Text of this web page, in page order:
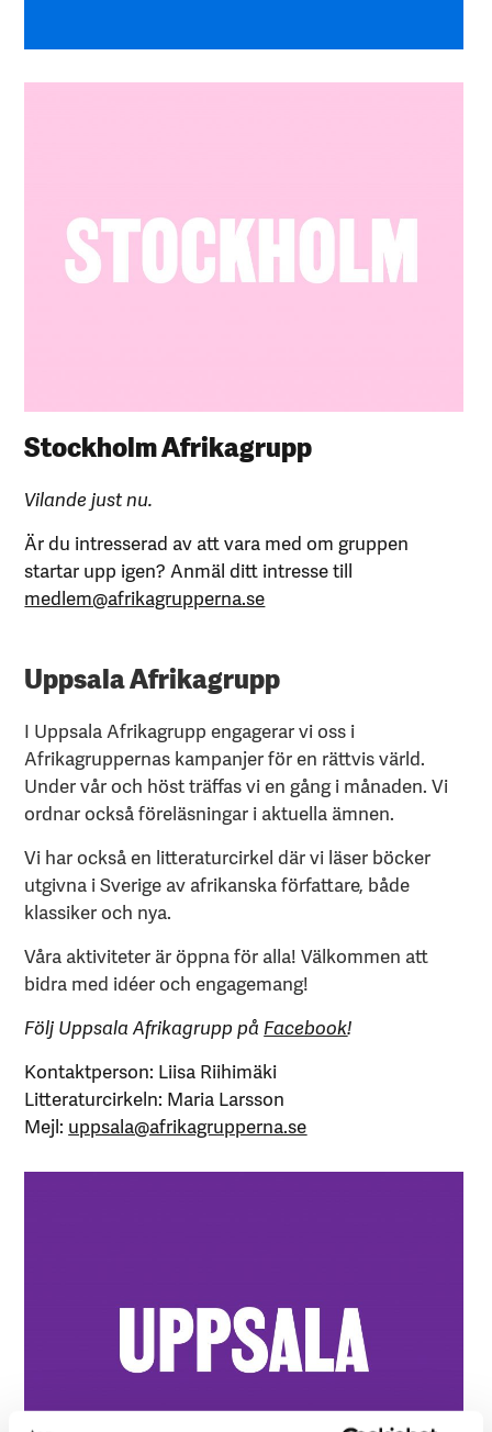
Stockholm Afrikagrupp
Vilande just nu.
Är du intresserad av att vara med om gruppen
startar upp igen? Anmäl ditt intresse till
medlem@afrikagrupperna.se
Uppsala Afrikagrupp
I Uppsala Afrikagrupp engagerar vi oss i
Afrikagruppernas kampanjer för en rättvis värld.
Under vår och höst träffas vi en gång i månaden. Vi
ordnar också föreläsningar i aktuella ämnen.
Vi har också en litteraturcirkel där vi läser böcker
utgivna i Sverige av afrikanska författare, både
klassiker och nya.
Våra aktiviteter är öppna för alla! Välkommen att
bidra med idéer och engagemang!
Följ Uppsala Afrikagrupp på Facebook!
Kontaktperson: Liisa Riihimäki
Litteraturcirkeln: Maria Larsson
Mejl: uppsala@afrikagrupperna.se